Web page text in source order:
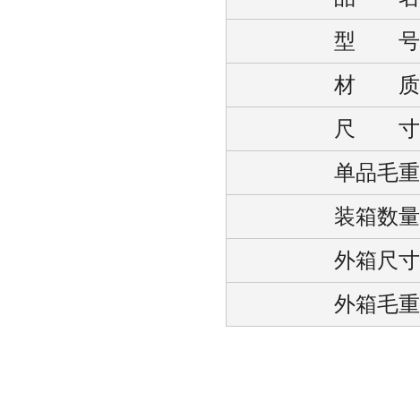
型 号
材 质
尺 寸
单品毛重
装箱数量
外箱尺寸
外箱毛重